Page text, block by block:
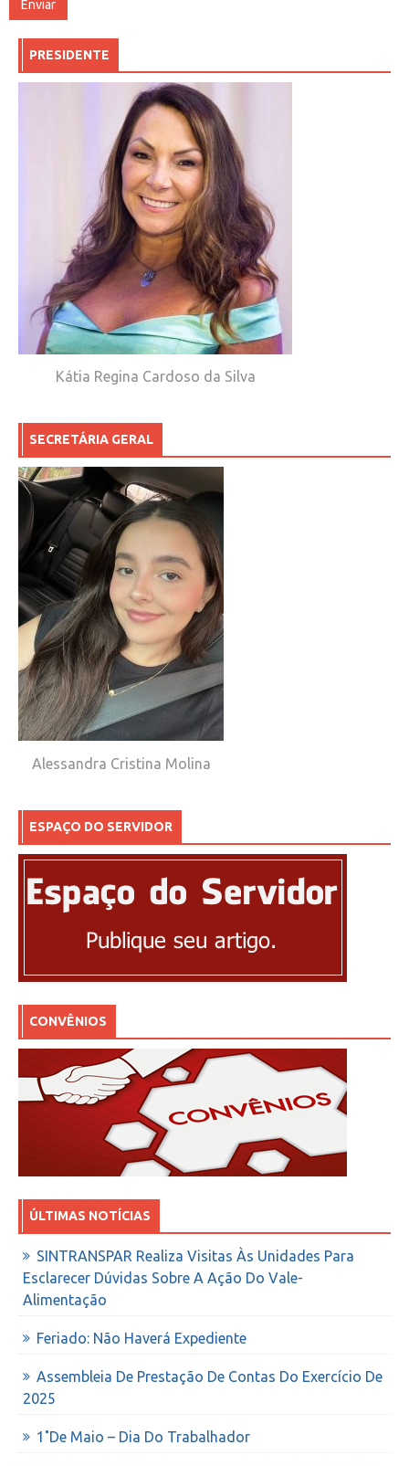
PRESIDENTE
Kátia Regina Cardoso da Silva
SECRETÁRIA GERAL
Alessandra Cristina Molina
ESPAÇO DO SERVIDOR
CONVÊNIOS
ÚLTIMAS NOTÍCIAS
SINTRANSPAR Realiza Visitas Às Unidades Para
Esclarecer Dúvidas Sobre A Ação Do Vale-
Alimentação
Feriado: Não Haverá Expediente
Assembleia De Prestação De Contas Do Exercício De
2025
1˚de Maio – Dia Do Trabalhador